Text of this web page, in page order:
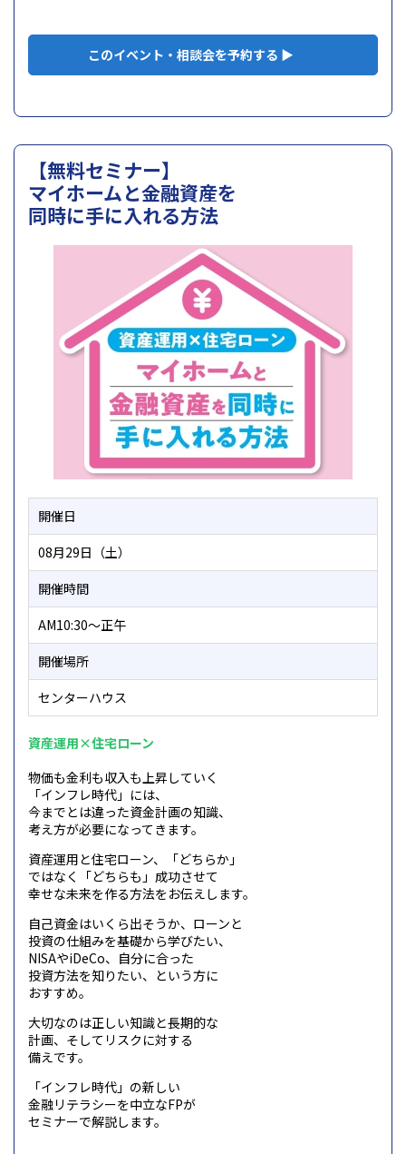
このイベント・相談会を予約する ▶
【無料セミナー】
マイホームと金融資産を
同時に手に入れる方法
開催日
08月29日（土）
開催時間
AM10:30～正午
開催場所
センターハウス
資産運用×住宅ローン
物価も金利も収入も上昇していく
「インフレ時代」には、
今までとは違った資金計画の知識、
考え方が必要になってきます。
資産運用と住宅ローン、「どちらか」
ではなく「どちらも」 成功させて
幸せな未来を作る方法をお伝えします。
自己資金はいくら出そうか、ローンと
投資の仕組みを基礎から学びたい、
NISAやiDeCo、自分に合った
投資方法を知りたい、という方に
おすすめ。
大切なのは正しい知識と長期的な
計画、そしてリスクに対する
備えです。
「インフレ時代」の新しい
金融リテラシーを中立なFPが
セミナーで解説します。